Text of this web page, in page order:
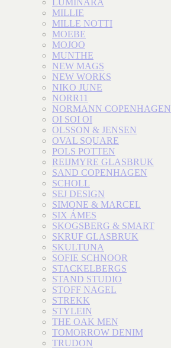
LUMINARA
MILLIE
MILLE NOTTI
MOEBE
MOJOO
MUNTHE
NEW MAGS
NEW WORKS
NIKO JUNE
NORR11
NORMANN COPENHAGEN
OI SOI OI
OLSSON & JENSEN
OVAL SQUARE
POLS POTTEN
REIJMYRE GLASBRUK
SAND COPENHAGEN
SCHOLL
SEJ DESIGN
SIMONE & MARCEL
SIX ÁMES
SKOGSBERG & SMART
SKRUF GLASBRUK
SKULTUNA
SOFIE SCHNOOR
STACKELBERGS
STAND STUDIO
STOFF NAGEL
STREKK
STYLEIN
THE OAK MEN
TOMORROW DENIM
TRUDON